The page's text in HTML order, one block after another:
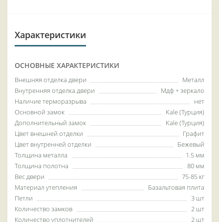
Характеристики
ОСНОВНЫЕ ХАРАКТЕРИСТИКИ
Внешняя отделка двери
Металл
Внутренняя отделка двери
Мдф + зеркало
Наличие терморазрыва
нет
Основной замок
Kale (Турция)
Дополнительный замок
Kale (Турция)
Цвет внешней отделки
Графит
Цвет внутренней отделки
Бежевый
Толщина металла
1.5 мм
Толщина полотна
80 мм
Вес двери
75-85 кг
Материал утепления
Базальтовая плита
Петли
3 шт
Количество замков
2 шт
Количество уплотнителей
2 шт